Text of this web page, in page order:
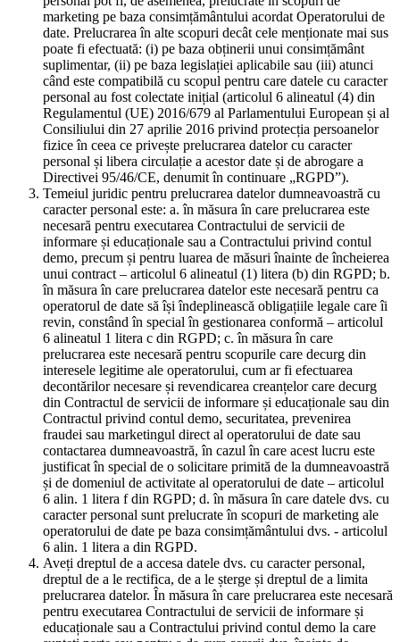
marketing pe baza consimțământului acordat Operatorului de
date. Prelucrarea în alte scopuri decât cele menționate mai sus
poate fi efectuată: (i) pe baza obținerii unui consimțământ
suplimentar, (ii) pe baza legislației aplicabile sau (iii) atunci
când este compatibilă cu scopul pentru care datele cu caracter
personal au fost colectate inițial (articolul 6 alineatul (4) din
Regulamentul (UE) 2016/679 al Parlamentului European și al
Consiliului din 27 aprilie 2016 privind protecția persoanelor
fizice în ceea ce privește prelucrarea datelor cu caracter
personal și libera circulație a acestor date și de abrogare a
Directivei 95/46/CE, denumit în continuare „RGPD”).
Temeiul juridic pentru prelucrarea datelor dumneavoastră cu
caracter personal este: a. în măsura în care prelucrarea este
necesară pentru executarea Contractului de servicii de
informare și educaționale sau a Contractului privind contul
demo, precum și pentru luarea de măsuri înainte de încheierea
unui contract – articolul 6 alineatul (1) litera (b) din RGPD; b.
în măsura în care prelucrarea datelor este necesară pentru ca
operatorul de date să își îndeplinească obligațiile legale care îi
revin, constând în special în gestionarea conformă – articolul
6 alineatul 1 litera c din RGPD; c. în măsura în care
prelucrarea este necesară pentru scopurile care decurg din
interesele legitime ale operatorului, cum ar fi efectuarea
decontărilor necesare și revendicarea creanțelor care decurg
din Contractul de servicii de informare și educaționale sau din
Contractul privind contul demo, securitatea, prevenirea
fraudei sau marketingul direct al operatorului de date sau
contactarea dumneavoastră, în cazul în care acest lucru este
justificat în special de o solicitare primită de la dumneavoastră
și de domeniul de activitate al operatorului de date – articolul
6 alin. 1 litera f din RGPD; d. în măsura în care datele dvs. cu
caracter personal sunt prelucrate în scopuri de marketing ale
operatorului de date pe baza consimțământului dvs. - articolul
6 alin. 1 litera a din RGPD.
Aveți dreptul de a accesa datele dvs. cu caracter personal,
dreptul de a le rectifica, de a le șterge și dreptul de a limita
prelucrarea datelor. În măsura în care prelucrarea este necesară
pentru executarea Contractului de servicii de informare și
educaționale sau a Contractului privind contul demo la care